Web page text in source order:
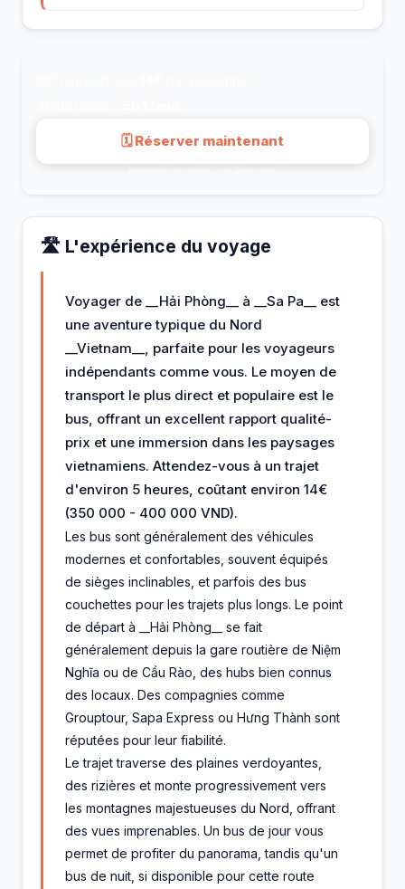
🗓 Réserver maintenant
🛣️ L'expérience du voyage
Voyager de __Hải Phòng__ à __Sa Pa__ est
une aventure typique du Nord
__Vietnam__, parfaite pour les voyageurs
indépendants comme vous. Le moyen de
transport le plus direct et populaire est le
bus, offrant un excellent rapport qualité-
prix et une immersion dans les paysages
vietnamiens. Attendez-vous à un trajet
d'environ 5 heures, coûtant environ 14€
(350 000 - 400 000 VND).
Les bus sont généralement des véhicules
modernes et confortables, souvent équipés
de sièges inclinables, et parfois des bus
couchettes pour les trajets plus longs. Le point
de départ à __Hải Phòng__ se fait
généralement depuis la gare routière de Niệm
Nghĩa ou de Cầu Rào, des hubs bien connus
des locaux. Des compagnies comme
Grouptour, Sapa Express ou Hưng Thành sont
réputées pour leur fiabilité.
Le trajet traverse des plaines verdoyantes,
des rizières et monte progressivement vers
les montagnes majestueuses du Nord, offrant
des vues imprenables. Un bus de jour vous
permet de profiter du panorama, tandis qu'un
bus de nuit, si disponible pour cette route